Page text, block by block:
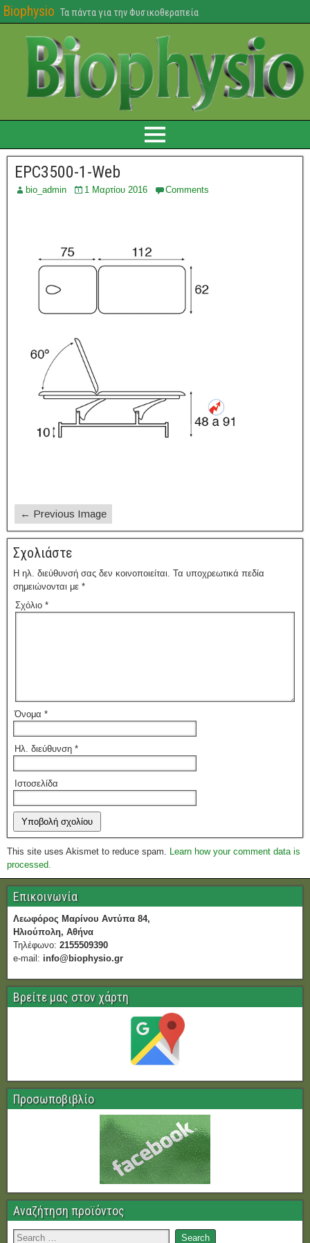
Biophysio Τα πάντα για την Φυσικοθεραπεία
EPC3500-1-Web
bio_admin 1 Μαρτίου 2016 Comments
← Previous Image
Σχολιάστε
Η ηλ. διεύθυνσή σας δεν κοινοποιείται. Τα υποχρεωτικά πεδία
σημειώνονται με *
Σχόλιο *
Όνομα *
Ηλ. διεύθυνση *
Ιστοσελίδα
This site uses Akismet to reduce spam. Learn how your comment data is
processed.
Επικοινωνία
Λεωφόρος Μαρίνου Αντύπα 84,
Ηλιούπολη, Αθήνα
Τηλέφωνο: 2155509390
e-mail: info@biophysio.gr
Βρείτε μας στον χάρτη
Προσωποβιβλίο
Αναζήτηση προϊόντος